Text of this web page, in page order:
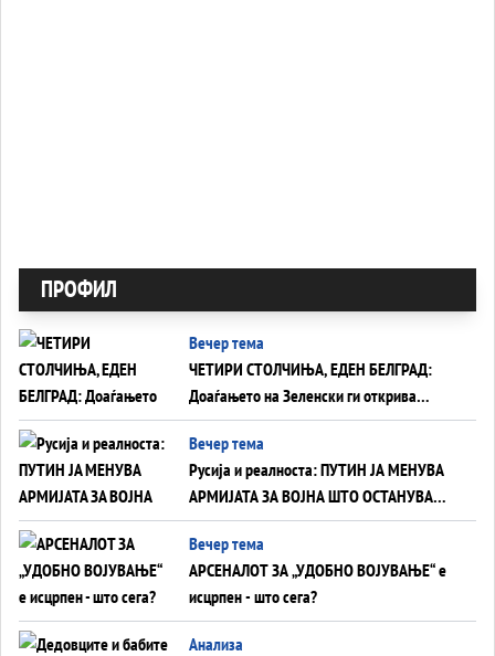
ПРОФИЛ
Вечер тема
ЧЕТИРИ СТОЛЧИЊА, ЕДЕН БЕЛГРАД:
Доаѓањето на Зеленски ги открива
тајните на политиката на балансирање
на Вучиќ
Вечер тема
Русија и реалноста: ПУТИН ЈА МЕНУВА
АРМИЈАТА ЗА ВОЈНА ШТО ОСТАНУВА
БЕЗ ФРОНТ
Вечер тема
АРСЕНАЛОТ ЗА „УДОБНО ВОЈУВАЊЕ“ е
исцрпен - што сега?
Анализа